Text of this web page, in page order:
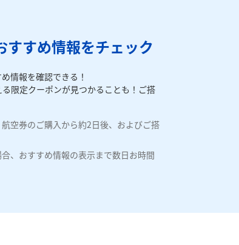
すめ情報をチェック
情報を確認できる！
限定クーポンが見つかることも！ご搭
空券のご購入から約2日後、およびご搭
、おすすめ情報の表示まで数日お時間